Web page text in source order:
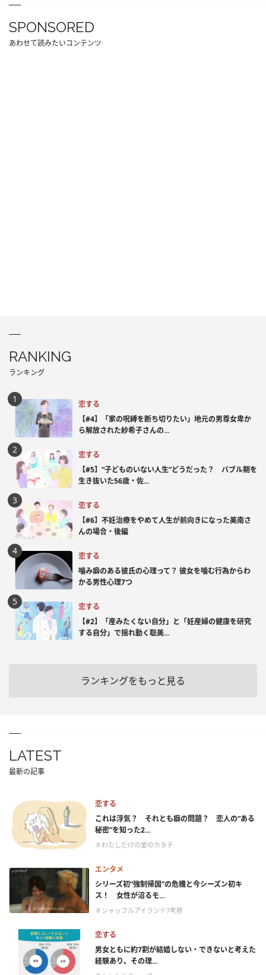
SPONSORED
あわせて読みたいコンテンツ
RANKING
ランキング
恋する
【#4】「家の呪縛を断ち切りたい」地元の男尊女卑か
ら解放された紗希子さんの...
恋する
【#5】“子どものいない人生”どうだった？ バブル期を
生き抜いた56歳・佐...
恋する
【#6】不妊治療をやめて人生が前向きになった美南さ
んの場合・後編
恋する
噛み癖のある彼氏の心理って？ 彼女を噛む行為からわ
かる男性心理7つ
恋する
【#2】「産みたくない自分」と「妊産婦の健康を研究
する自分」で揺れ動く聡美...
ランキングをもっと見る
LATEST
最新の記事
恋する
これは浮気？ それとも癖の問題？ 恋人の“ある
秘密”を知った2...
＃わたしだけの愛のカタチ
エンタメ
シリーズ初“強制帰国”の危機と今シーズン初キ
ス！ 女性が沼るモ...
＃シャッフルアイランド7考察
恋する
男女ともに約7割が結婚しない・できないと考えた
経験あり。その理...